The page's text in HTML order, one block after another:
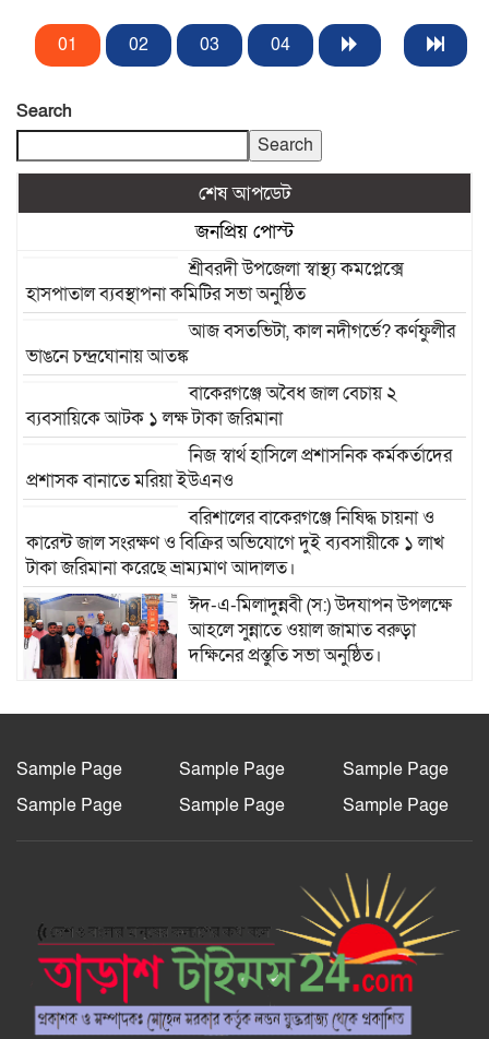
01 02 03 04
Search
Search
শেষ আপডেট
জনপ্রিয় পোস্ট
শ্রীবরদী উপজেলা স্বাস্থ্য কমপ্লেক্সে
হাসপাতাল ব্যবস্থাপনা কমিটির সভা অনুষ্ঠিত
আজ বসতভিটা, কাল নদীগর্ভে? কর্ণফুলীর
ভাঙনে চন্দ্রঘোনায় আতঙ্ক
বাকেরগঞ্জে অবৈধ জাল বেচায় ২
ব্যবসায়িকে আটক ১ লক্ষ টাকা জরিমানা
নিজ স্বার্থ হাসিলে প্রশাসনিক কর্মকর্তাদের
প্রশাসক বানাতে মরিয়া ইউএনও
বরিশালের বাকেরগঞ্জে নিষিদ্ধ চায়না ও
কারেন্ট জাল সংরক্ষণ ও বিক্রির অভিযোগে দুই ব্যবসায়ীকে ১ লাখ
টাকা জরিমানা করেছে ভ্রাম্যমাণ আদালত।
ঈদ-এ-মিলাদুন্নবী (স:) উদযাপন উপলক্ষে
আহলে সুন্নাতে ওয়াল জামাত বরুড়া
দক্ষিনের প্রস্তুতি সভা অনুষ্ঠিত।
বিএম কলেজ ছাত্র ইউনিয়নের সভাপতি
মারজান, সম্পাদক অর্ণব
রংপুরে এসএসএস-এর উদ্যোগে জেলা
Sample Page Sample Page
Sample Page
Sample Page
Sample Page Sample Page